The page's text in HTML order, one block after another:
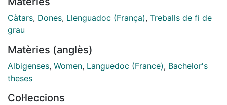
consiguieron tener una gran presencia. Este
trabajo tiene como objetivo presentar los estudios
realizados sobre este tema, y mostrar qué se conoce
Càtars, Dones, Llenguadoc (França), Treballs de fi de
grau
Matèries (anglès)
Albigenses, Women, Languedoc (France), Bachelor's
theses
Col·leccions